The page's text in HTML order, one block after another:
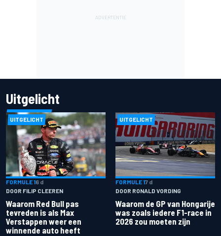
Uitgelicht
UITGELICHT
FORMULE 16 d
DOOR FILIP CLEEREN
Waarom Red Bull pas
tevreden is als Max
Verstappen weer een
winnende auto heeft
UITGELICHT
FORMULE 17 d
DOOR RONALD VORDING
Waarom de GP van Hongarije
was zoals iedere F1-race in
2026 zou moeten zijn